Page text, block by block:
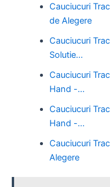
Cauciucuri
de Alegere
Cauciucuri
Solutie…
Cauciucuri
Hand -…
Cauciucuri
Hand -…
Cauciucuri
Alegere